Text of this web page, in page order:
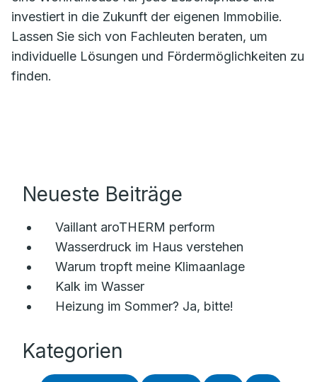
investiert in die Zukunft der eigenen Immobilie.
Lassen Sie sich von Fachleuten beraten, um
individuelle Lösungen und Fördermöglichkeiten zu
finden.
Neueste Beiträge
Vaillant aroTHERM perform
Wasserdruck im Haus verstehen
Warum tropft meine Klimaanlage
Kalk im Wasser
Heizung im Sommer? Ja, bitte!
Kategorien